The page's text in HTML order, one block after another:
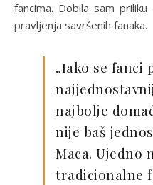
fancima. Dobila sam
pravljenja savršenih fanaka.
„Iako se fanci
najbolje
nije baš
Maca. Ujedno
tradicionalne